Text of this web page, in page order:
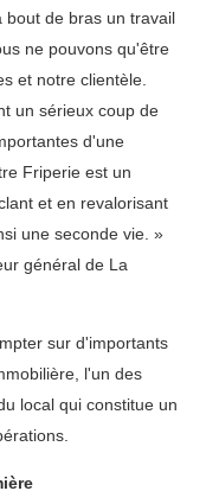
bout de bras un travail
ne pouvons qu'être
et notre clientèle.
un sérieux coup de
d'une
Friperie est un
et en revalorisant
une seconde vie. »
général de La
sur d'importants
l'un des
local qui constitue un